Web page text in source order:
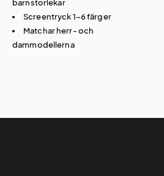
barnstorlekar
Screentryck 1–6 färger
Matchar herr- och
dammodellerna